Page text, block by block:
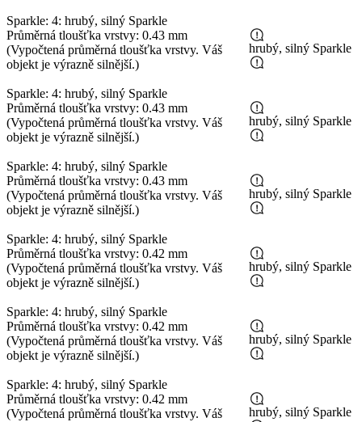
Sparkle: 4: hrubý, silný Sparkle
Průměrná tloušťka vrstvy: 0.43 mm
(Vypočtená průměrná tloušťka vrstvy. Váš
objekt je výrazně silnější.)
Sparkle: 4: hrubý, silný Sparkle
hrubý, silný Sparkle
Průměrná tloušťka vrstvy: 0.43 mm
(Vypočtená průměrná tloušťka vrstvy. Váš
objekt je výrazně silnější.)
Sparkle: 4: hrubý, silný Sparkle
hrubý, silný Sparkle
Průměrná tloušťka vrstvy: 0.43 mm
(Vypočtená průměrná tloušťka vrstvy. Váš
objekt je výrazně silnější.)
Sparkle: 4: hrubý, silný Sparkle
hrubý, silný Sparkle
Průměrná tloušťka vrstvy: 0.42 mm
(Vypočtená průměrná tloušťka vrstvy. Váš
objekt je výrazně silnější.)
Sparkle: 4: hrubý, silný Sparkle
hrubý, silný Sparkle
Průměrná tloušťka vrstvy: 0.42 mm
(Vypočtená průměrná tloušťka vrstvy. Váš
objekt je výrazně silnější.)
Sparkle: 4: hrubý, silný Sparkle
hrubý, silný Sparkle
Průměrná tloušťka vrstvy: 0.42 mm
(Vypočtená průměrná tloušťka vrstvy. Váš
hrubý, silný Sparkle